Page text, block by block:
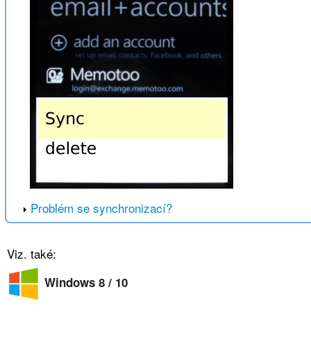
Problém se synchronizací?
Viz. také:
Windows 8 / 10